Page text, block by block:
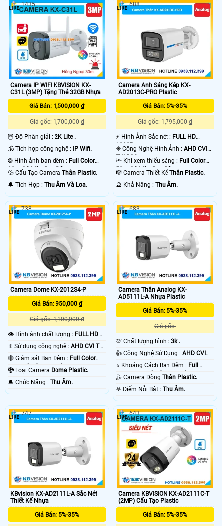
Camera IP WIFI KBVISION KX-
C31L (3MP) Tặng Thẻ 32GB Nhựa
Giá Bán: 1,500,000 ₫
Giá gốc: 1,700,000 ₫
🦉 Độ Phân giải : 2K Lite .
🕉️ Tích hợp công nghệ :
IP Wifi.
❂ Hình ảnh ban đêm : Full Color
30m Có Màu Ban Ðêm.
💦 Cấu Tạo Camera Thân Plastic.
️🔔 Tích Hợp : Thu Âm Và Loa.
1435
Camera Ánh Sáng Kép KX-
AD2013C-PRO Plastic
Giá Bán: 5%-35%
Giá gốc: 1,795,000 ₫
️⚡ Hình Ảnh Sắc nét : FULL HD
1080P .
✳️ Công Nghệ Hình Ảnh :AHD CVI
TVI BCS.
🔦 Khi xem thiếu sáng : Full Color
50m Có Màu Ban Ðêm.
🎼️ Camera Thiết KếThân Plastic.
️🔮 Khả Năng :Thu Âm.
688
Camera Dome KX-2012S4-P
Giá Bán: 950,000 ₫
Giá gốc: 1,100,000 ₫
👁 Hình ảnh chất lượng : FULL HD
1080P .
✳️ Sử dụng công nghệ : AHD CVI TVI
BCS.
🔴 Giám sát Ban Đêm : Full Color
20m Có Màu Ban Ðêm.
🐉️ Loại Camera Dome Plastic.
️🔔 Chức Năng : Thu Âm.
738
Camera Thân Analog KX-
AD5111L-A Nhựa Plastic
Giá Bán: 5%-35%
Giá gốc:
💯 Chất lượng hình :3k .
👍 Công Nghệ Sử Dụng :AHD CVI
TVI BCS.
⭐ Khoảng Cách Ban Đêm : Full
Color 30m Có Màu Ban Ðêm.
🤹 Camera DòngThân Plastic.
️☣️ Điểm Nỗi Bật :Thu Âm.
683
KBvision KX-AD2111L-A Sắc Nét
Thiết Kế Nhựa
Giá Bán: 5%-35%
747
Camera KBVISION KX-AD2111C-T
(2MP) Cấu Tạo Plastic
Giá Bán: 5%-35%
643